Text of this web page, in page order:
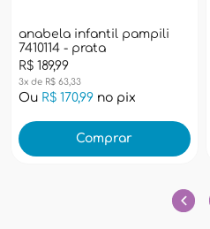
anabela infantil pampili
7410114 - prata
R$ 189,99
3x de R$ 63,33
Ou R$ 170,99 no pix
Comprar